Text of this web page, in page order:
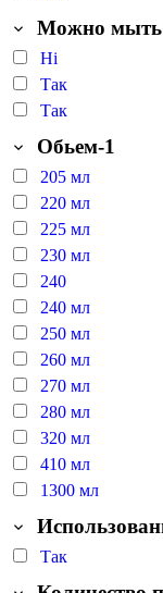
Можно мыть
Ні
Так
Так
Обьем-1
205 мл
220 мл
225 мл
230 мл
240
240 мл
250 мл
260 мл
270 мл
280 мл
320 мл
410 мл
1300 мл
Так